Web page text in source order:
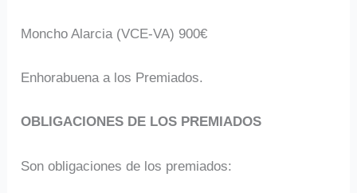
Moncho Alarcia (VCE-VA) 900€
Enhorabuena a los Premiados.
OBLIGACIONES DE LOS PREMIADOS
Son obligaciones de los premiados: